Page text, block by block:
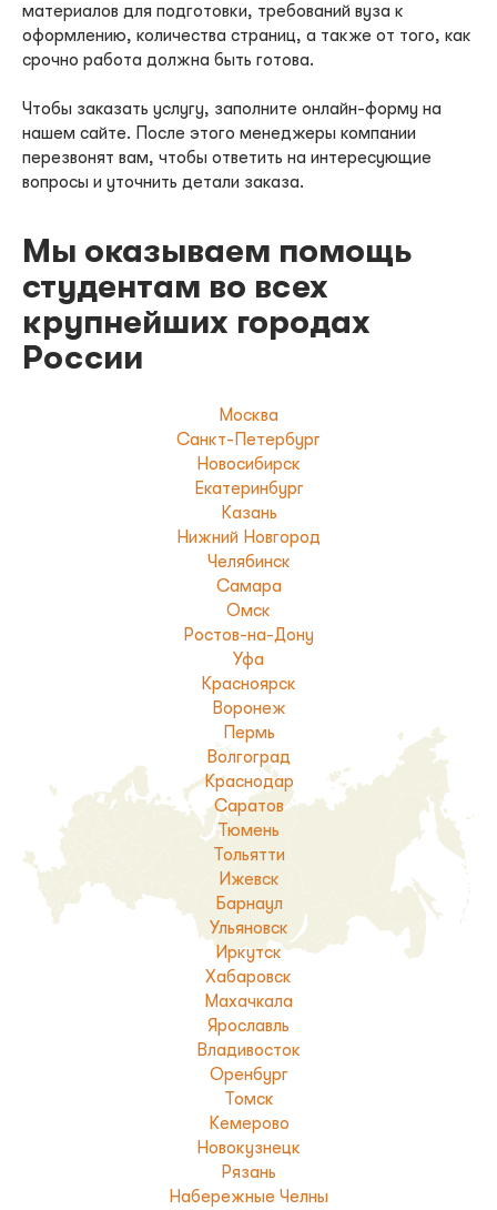
материалов для подготовки, требований вуза к
оформлению, количества страниц, а также от того, как
срочно работа должна быть готова.
Чтобы заказать услугу, заполните онлайн-форму на
нашем сайте. После этого менеджеры компании
перезвонят вам, чтобы ответить на интересующие
вопросы и уточнить детали заказа.
Мы оказываем помощь
студентам во всех
крупнейших городах
России
Москва
Санкт-Петербург
Новосибирск
Екатеринбург
Казань
Нижний Новгород
Челябинск
Самара
Омск
Ростов-на-Дону
Уфа
Красноярск
Воронеж
Пермь
Волгоград
Краснодар
Саратов
Тюмень
Тольятти
Ижевск
Барнаул
Ульяновск
Иркутск
Хабаровск
Махачкала
Ярославль
Владивосток
Оренбург
Томск
Кемерово
Новокузнецк
Рязань
Набережные Челны